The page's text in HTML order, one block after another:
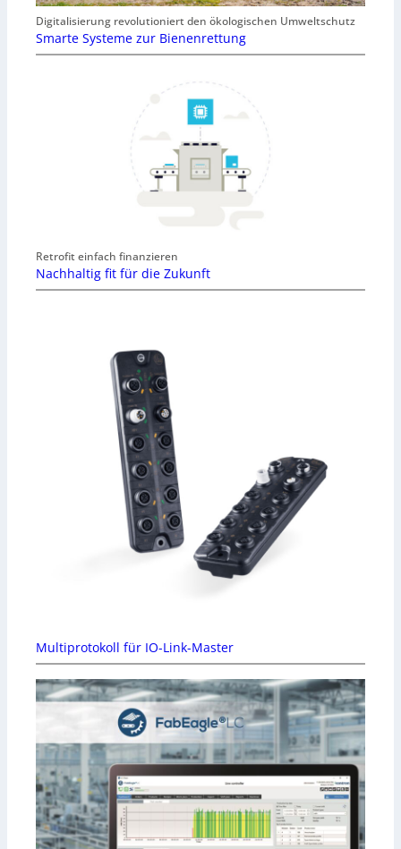
Digitalisierung revolutioniert den ökologischen Umweltschutz
Smarte Systeme zur Bienenrettung
Retrofit einfach finanzieren
Nachhaltig fit für die Zukunft
Multiprotokoll für IO-Link-Master